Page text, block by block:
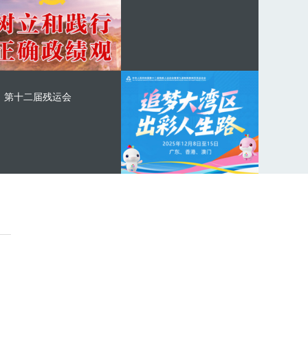
第十二届残运会